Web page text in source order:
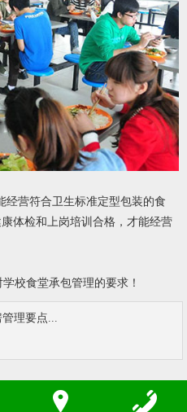
营符合卫生标准定型包装的食
体检和上岗培训合格，才能经营
学校食堂承包管理的要求！
理要点...